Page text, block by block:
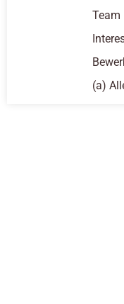
Team
(a)